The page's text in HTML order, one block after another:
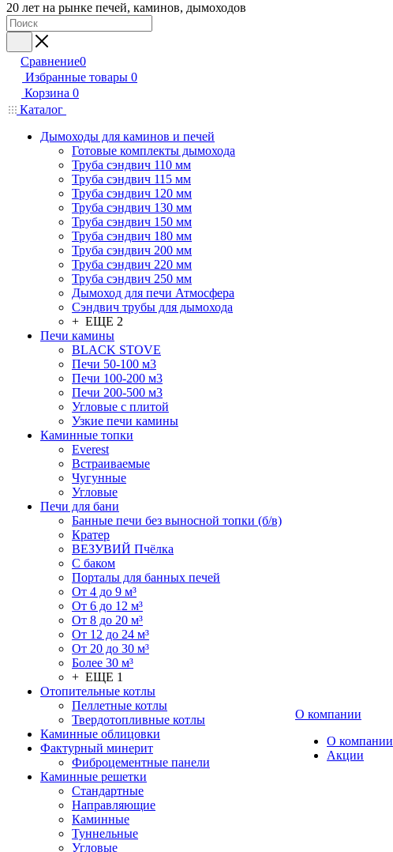
20 лет на рынке печей, каминов, дымоходов
Сравнение0
Избранные товары 0
Корзина 0
Каталог
Дымоходы для каминов и печей
Готовые комплекты дымохода
Труба сэндвич 110 мм
Труба сэндвич 115 мм
Труба сэндвич 120 мм
Труба сэндвич 130 мм
Труба сэндвич 150 мм
Труба сэндвич 180 мм
Труба сэндвич 200 мм
Труба сэндвич 220 мм
Труба сэндвич 250 мм
Дымоход для печи Атмосфера
Сэндвич трубы для дымохода
+ ЕЩЕ 2
Печи камины
BLACK STOVE
Печи 50-100 м3
Печи 100-200 м3
Печи 200-500 м3
Угловые с плитой
Узкие печи камины
Каминные топки
Everest
Встраиваемые
Чугунные
Угловые
Печи для бани
Банные печи без выносной топки (б/в)
Кратер
ВЕЗУВИЙ Пчёлка
С баком
Порталы для банных печей
От 4 до 9 м³
От 6 до 12 м³
От 8 до 20 м³
От 12 до 24 м³
От 20 до 30 м³
Более 30 м³
+ ЕЩЕ 1
Отопительные котлы
Пеллетные котлы
Твердотопливные котлы
Каминные облицовки
Фактурный минерит
Фиброцементные панели
Каминные решетки
Стандартные
Направляющие
Каминные
Туннельные
Угловые
О компании
О компании
Акции